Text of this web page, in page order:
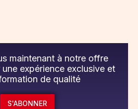
maintenant à notre offre
une expérience exclusive et
de qualité
S'ABONNER